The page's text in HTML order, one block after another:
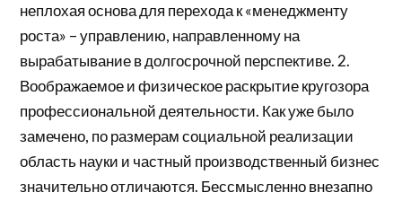
неплохая основа для перехода к «менеджменту
роста» – управлению, направленному на
вырабатывание в долгосрочной перспективе. 2.
Воображаемое и физическое раскрытие кругозора
профессиональной деятельности. Как уже было
замечено, по размерам социальной реализации
область науки и частный производственный бизнес
значительно отличаются. Бессмысленно внезапно